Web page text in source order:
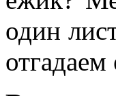
один
отгадаем